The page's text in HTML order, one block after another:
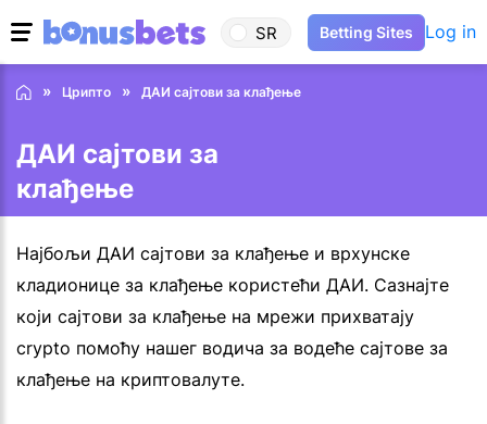
SR Betting Sites Log in
Црипто ДАИ сајтови за клађење
ДАИ сајтови за
клађење
Најбољи ДАИ сајтови за клађење и врхунске
кладионице за клађење користећи ДАИ. Сазнајте
који сајтови за клађење на мрежи прихватају
crypto помоћу нашег водича за водеће сајтове за
клађење на криптовалуте.